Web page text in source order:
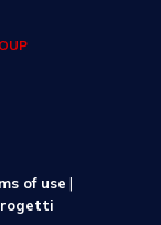
of use |